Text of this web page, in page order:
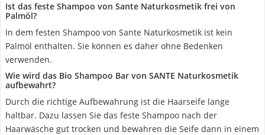
Ist das feste Shampoo von Sante Naturkosmetik frei von
Palmöl?
In dem festen Shampoo von Sante Naturkosmetik ist kein
Palmöl enthalten. Sie können es daher ohne Bedenken
verwenden.
Wie wird das Bio Shampoo Bar von SANTE Naturkosmetik
aufbewahrt?
Durch die richtige Aufbewahrung ist die Haarseife lange
haltbar. Dazu lassen Sie das feste Shampoo nach der
Haarwäsche gut trocken und bewahren die Seife dann in einem